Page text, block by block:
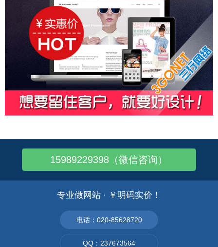
15989229398（微信咨询）
专业做网站 · ￥明码实价！
电话：020-85628720
QQ：237673564